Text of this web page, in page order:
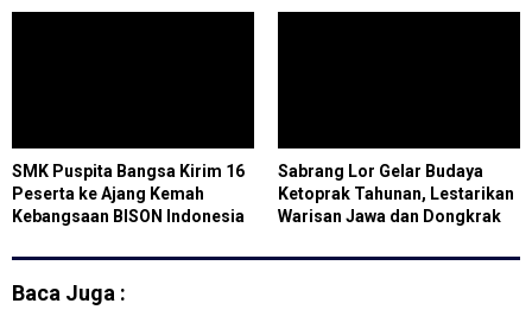
Lintas Iman dan Semangat
SMK Puspita Bangsa Kirim 16
Peserta ke Ajang Kemah
Kebangsaan BISON Indonesia
Sabrang Lor Gelar Budaya
Ketoprak Tahunan, Lestarikan
Warisan Jawa dan Dongkrak
Baca Juga :